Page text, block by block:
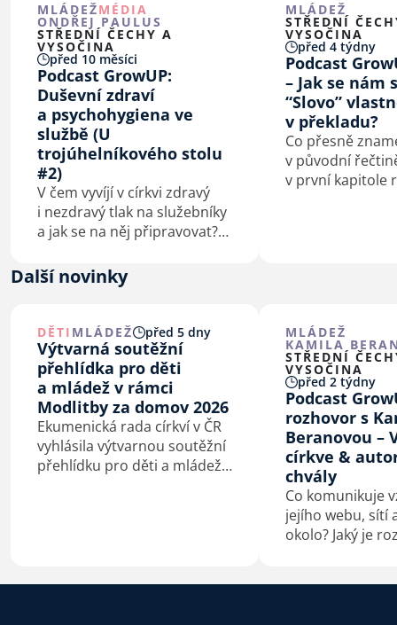
MLÁDEŽMÉDIA
ONDŘEJ PAULUS
STŘEDNÍ ČECHY A
VYSOČINA
před 10 měsíci
Podcast GrowUP:
Duševní zdraví
a psychohygiena ve
službě (U
trojúhelníkového stolu
#2)
V čem vyvíjí v církvi zdravý
i nezdravý tlak na služebníky
a jak se na něj připravovat?
o svou psychohygienu? A kdy
stojí za to mluvit
otázek z mnoha,…
MLÁDEŽ
STŘEDNÍ
VYSOČINA
před 4 týdny
Podcast
– Jak se nám
“Slovo”
v překladu?
Co přesně
v původní
v první kapitole
Další novinky
DĚTI MLÁDEŽ před 5 dny
Výtvarná soutěžní
přehlídka pro děti
a mládež v rámci
Modlitby za domov 2026
Ekumenická rada církví v ČR
vyhlásila výtvarnou soutěžní
přehlídku pro děti a mládež
MLÁDEŽ
KAMILA
STŘEDNÍ
VYSOČINA
před 2 týdny
Podcast
rozhovor s
Beranovou –
církve &
chvály
Co komunikuje
jejího webu, sítí
okolo? Jaký je